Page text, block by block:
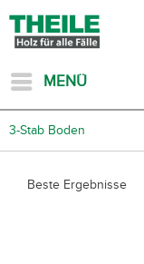
MENÜ
3-Stab Boden